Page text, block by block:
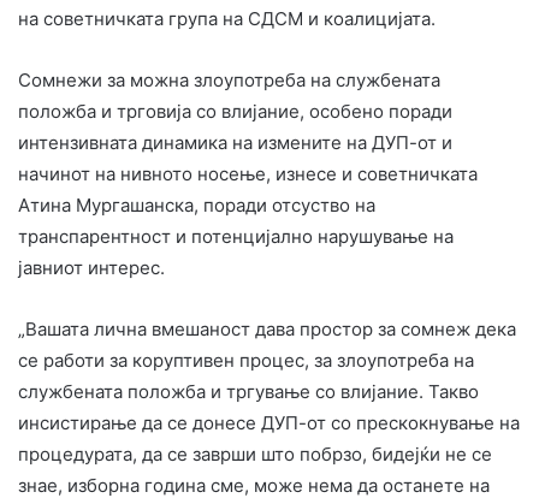
на советничката група на СДСМ и коалицијата.
Сомнежи за можна злоупотреба на службената
положба и трговија со влијание, особено поради
интензивната динамика на измените на ДУП-от и
начинот на нивното носење, изнесе и советничката
Атина Мургашанска, поради отсуство на
транспарентност и потенцијално нарушување на
јавниот интерес.
„Вашата лична вмешаност дава простор за сомнеж дека
се работи за коруптивен процес, за злоупотреба на
службената положба и тргување со влијание. Такво
инсистирање да се донесе ДУП-от со прескокнување на
процедурата, да се заврши што побрзо, бидејќи не се
знае, изборна година сме, може нема да останете на